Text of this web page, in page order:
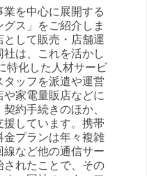
を中心に展開する
グス」をご紹介しま
して販売・店舗運
は、これを活かし
特化した人材サービ
タッフを派遣や運営
家電量販店などに
約手続きのほか、
しています。携帯
金プランは年々複雑
など他の通信サー
されたことで、その